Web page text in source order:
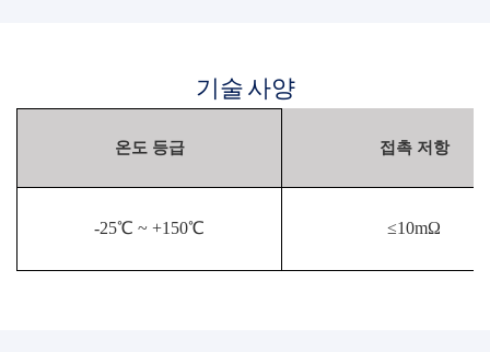
기술 사양
온도 등급 접촉 저항
-25℃ ~ +150℃ ≤10mΩ